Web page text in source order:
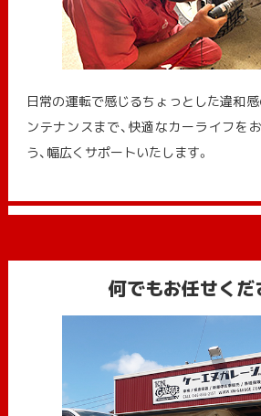
日常の運転で感じるちょっとした違和感
ンテナンスまで、快適なカーライフを
う、幅広くサポートいたします。
何でもお任せく